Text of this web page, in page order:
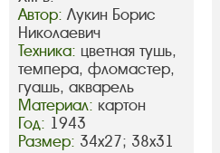
Автор: Лукин Борис
Николаевич
Техника: цветная тушь,
темпера, фломастер,
гуашь, акварель
Материал: картон
Год: 1943
Размер: 34х27; 38х31